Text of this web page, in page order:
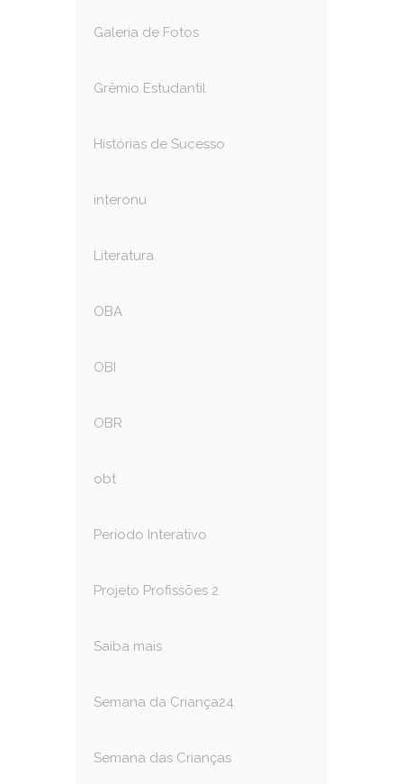
Galeria de Fotos
Grêmio Estudantil
Histórias de Sucesso
interonu
Literatura
OBA
OBI
OBR
obt
Período Interativo
Projeto Profissões 2
Saiba mais
Semana da Criança24
Semana das Crianças